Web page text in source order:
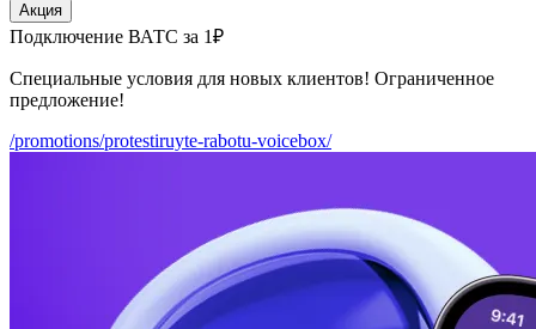
Акция
Подключение ВАТС за 1₽
Специальные условия для новых клиентов! Ограниченное
предложение!
/promotions/protestiruyte-rabotu-voicebox/